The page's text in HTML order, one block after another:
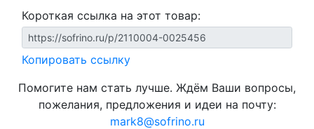
Короткая ссылка на этот товар:
Копировать ссылку
Помогите нам стать лучше. Ждём Ваши вопросы,
пожелания, предложения и идеи на почту:
mark8@sofrino.ru